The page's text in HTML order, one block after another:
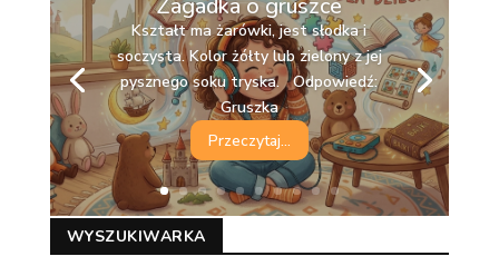
Zagadka o gruszce
Kształt ma żarówki, jest słodka i
soczysta. Kolor żółty lub zielony z jej
pysznego soku tryska. Odpowiedź:
Gruszka
Przeczytaj...
WYSZUKIWARKA